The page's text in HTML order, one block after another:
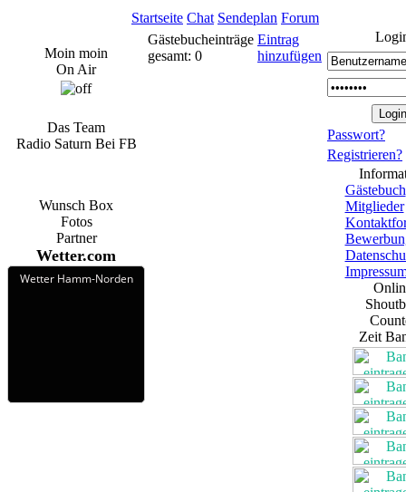
Startseite Chat Sendeplan Forum
Moin moin
On Air
Das Team
Radio Saturn Bei FB
Wunsch Box
Fotos
Partner
Wetter.com
Wetter Hamm-Norden
Gästebucheinträge
gesamt: 0
Eintrag
hinzufügen
Passwort?
Registrieren?
Gästebuch
Mitglieder
Zeit